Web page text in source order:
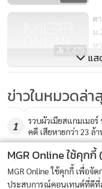
3,479
ต
ม
ห
328
ก
ถู
แส
ข่าวในหมวดล่า
1
รวบผัวเมียสแกมเมอ
คดี เสียหายกว่า 23 ล้า
2
พ่อ น้องกะเพราเหยื่อ
MGR Online ใช้คุกกี้
MGR Online ใช้คุกกี้ เพื่อจั
ประสบการณ์คอนเทนต์ที่ดีที่